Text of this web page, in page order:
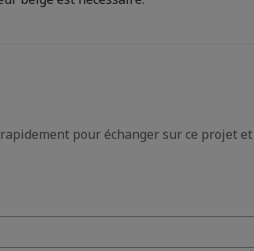
pour échanger sur ce projet